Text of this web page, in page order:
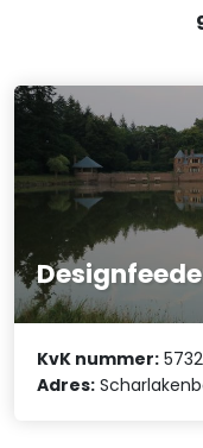
KvK nummer:
Adres: